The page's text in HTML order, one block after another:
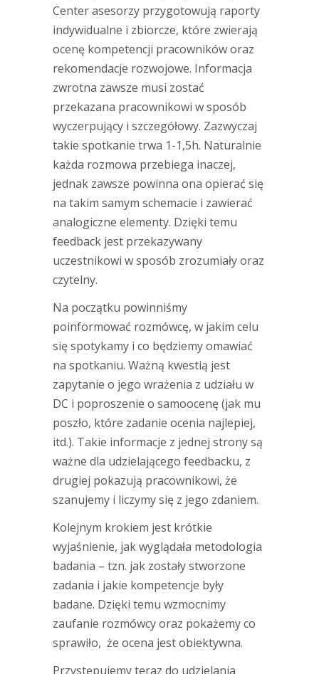
Center asesorzy przygotowują raporty
indywidualne i zbiorcze, które zwierają
ocenę kompetencji pracowników oraz
rekomendacje rozwojowe. Informacja
zwrotna zawsze musi zostać
przekazana pracownikowi w sposób
wyczerpujący i szczegółowy. Zazwyczaj
takie spotkanie trwa 1-1,5h. Naturalnie
każda rozmowa przebiega inaczej,
jednak zawsze powinna ona opierać się
na takim samym schemacie i zawierać
analogiczne elementy. Dzięki temu
feedback jest przekazywany
uczestnikowi w sposób zrozumiały oraz
czytelny.
Na początku powinniśmy
poinformować rozmówcę, w jakim celu
się spotykamy i co będziemy omawiać
na spotkaniu. Ważną kwestią jest
zapytanie o jego wrażenia z udziału w
DC i poproszenie o samoocenę (jak mu
poszło, które zadanie ocenia najlepiej,
itd.). Takie informacje z jednej strony są
ważne dla udzielającego feedbacku, z
drugiej pokazują pracownikowi, że
szanujemy i liczymy się z jego zdaniem.
Kolejnym krokiem jest krótkie
wyjaśnienie, jak wyglądała metodologia
badania – tzn. jak zostały stworzone
zadania i jakie kompetencje były
badane. Dzięki temu wzmocnimy
zaufanie rozmówcy oraz pokażemy co
sprawiło, że ocena jest obiektywna.
Przystępujemy teraz do udzielania